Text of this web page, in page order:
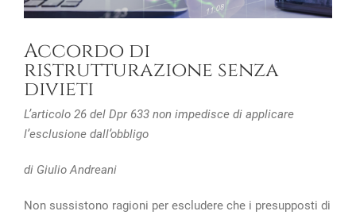
Accordo di
ristrutturazione senza
divieti
L’articolo 26 del Dpr 633 non impedisce di applicare
l’esclusione dall’obbligo
di Giulio Andreani
Non sussistono ragioni per escludere che i presupposti di